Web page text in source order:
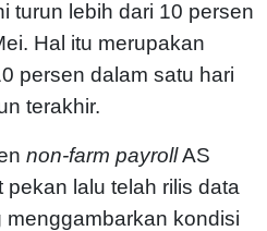
turun lebih dari 10 persen
Hal itu merupakan
persen dalam satu hari
terakhir.
non-farm payrollAS
lalu telah rilis data
kondisi